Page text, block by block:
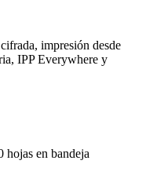
impresión desde
IPP Everywhere y
hojas en bandeja